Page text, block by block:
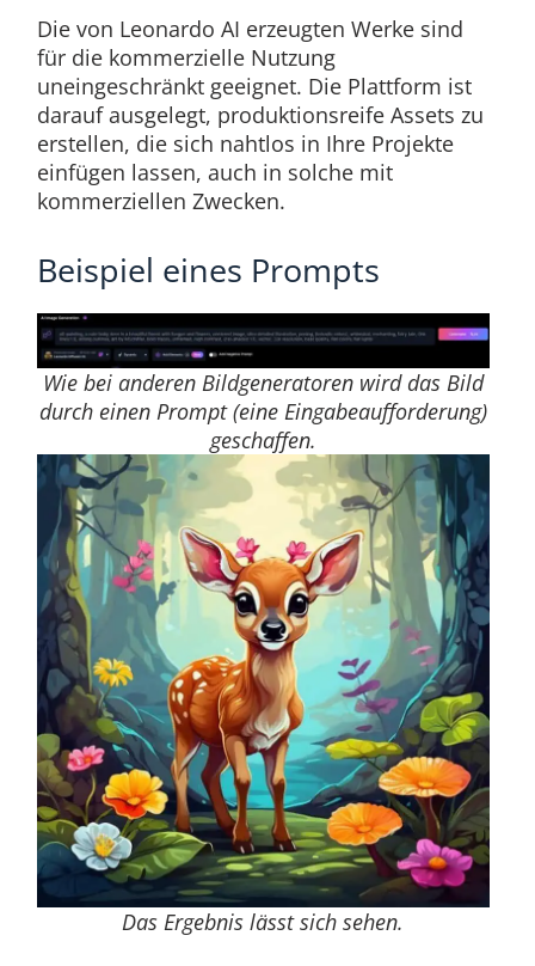
Die von Leonardo AI erzeugten Werke sind
für die kommerzielle Nutzung
uneingeschränkt geeignet. Die Plattform ist
darauf ausgelegt, produktionsreife Assets zu
erstellen, die sich nahtlos in Ihre Projekte
einfügen lassen, auch in solche mit
kommerziellen Zwecken.
Beispiel eines Prompts
Wie bei anderen Bildgeneratoren wird das Bild
durch einen Prompt (eine Eingabeaufforderung)
geschaffen.
Das Ergebnis lässt sich sehen.